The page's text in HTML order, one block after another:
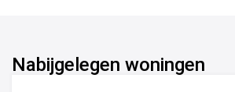
Nabijgelegen woningen